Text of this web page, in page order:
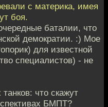
с материка, имея
боя.
баталии, что
демократии. :) Мое
для известной
специалистов) - не
что скажут
БМПТ?